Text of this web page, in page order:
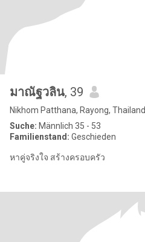
มาณัฐวลิน, 39
Nikhom Patthana, Rayong, Thailand
Suche: Männlich 35 - 53
Familienstand: Geschieden
หาคู่จริงใจ สร้างครอบครัว